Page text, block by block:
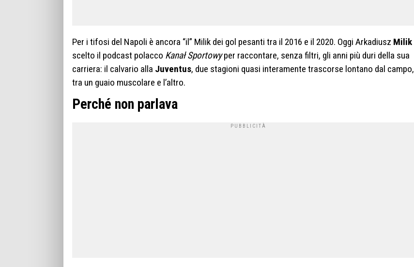
Per i tifosi del Napoli è ancora “il” Milik dei gol pesanti tra il 2016 e il 2020. Oggi Arkadiusz Milik
scelto il podcast polacco Kanał Sportowyper raccontare, senza filtri, gli anni più duri della sua
carriera: il calvario alla Juventus, due stagioni quasi interamente trascorse lontano dal campo,
tra un guaio muscolare e l’altro.
Perché non parlava